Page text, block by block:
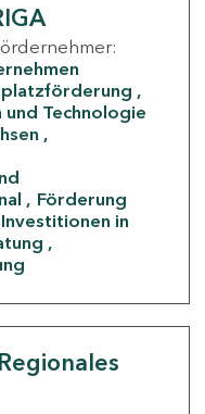
und Technologie
Förderung
Investitionen in